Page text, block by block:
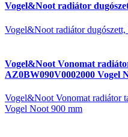
Vogel&Noot radiátor
Vogel&Noot radiátor
Vogel&Noot Vonomat
AZ0BW090V0002000 Vogel
Vogel&Noot Vonomat radiátor
Vogel Noot 900 mm